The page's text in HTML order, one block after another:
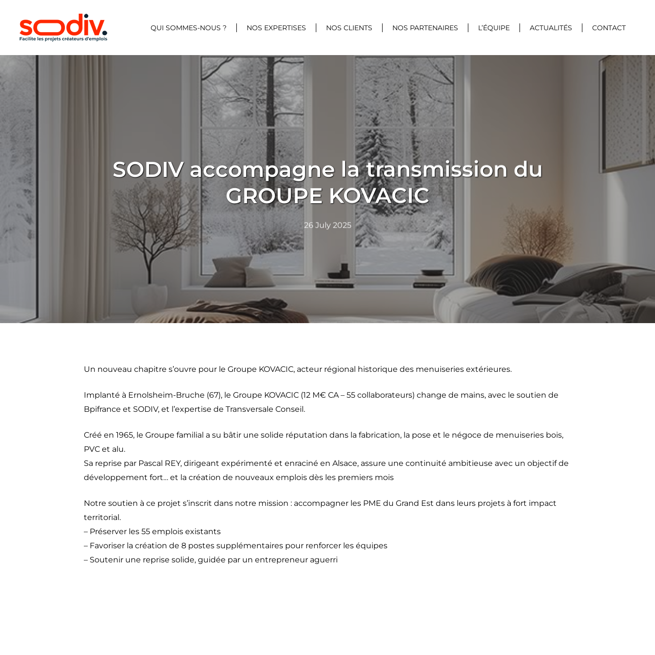
QUI SOMMES-NOUS ? NOS EXPERTISES NOS CLIENTS NOS PARTENAIRES L’ÉQUIPE ACTUALITÉS CONTACT
SODIV accompagne la transmission du
GROUPE KOVACIC
26 July 2025
Un nouveau chapitre s’ouvre pour le Groupe KOVACIC, acteur régional historique des menuiseries extérieures.
Implanté à Ernolsheim-Bruche (67), le Groupe KOVACIC (12 M€ CA – 55 collaborateurs) change de mains, avec le soutien de
Bpifrance et SODIV, et l’expertise de Transversale Conseil.
Créé en 1965, le Groupe familial a su bâtir une solide réputation dans la fabrication, la pose et le négoce de menuiseries bois,
PVC et alu.
Sa reprise par Pascal REY, dirigeant expérimenté et enraciné en Alsace, assure une continuité ambitieuse avec un objectif de
développement fort… et la création de nouveaux emplois dès les premiers mois
Notre soutien à ce projet s’inscrit dans notre mission : accompagner les PME du Grand Est dans leurs projets à fort impact
territorial.
– Préserver les 55 emplois existants
– Favoriser la création de 8 postes supplémentaires pour renforcer les équipes
– Soutenir une reprise solide, guidée par un entrepreneur aguerri